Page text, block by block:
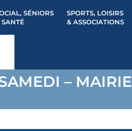
SÉNIORS
SANTÉ
SPORTS, LOISIRS
& ASSOCIATIONS
– MAIRIE